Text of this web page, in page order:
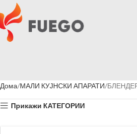
Дома МАЛИ КУЈНСКИ АПАРАТИ
Прикажи КАТЕГОРИИ